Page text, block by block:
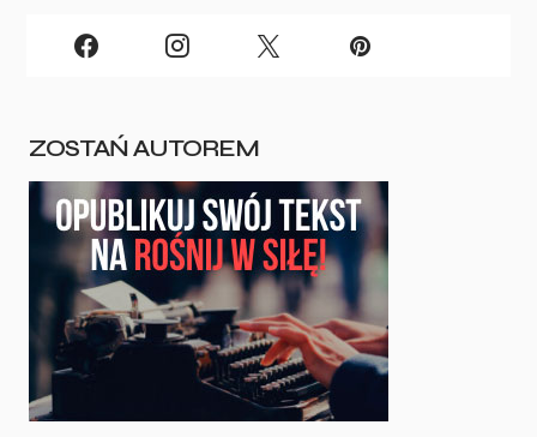
ZOSTAŃ AUTOREM